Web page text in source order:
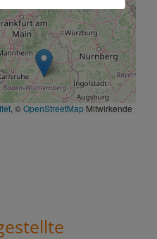
, ©OpenStreetMap Mitwirkende